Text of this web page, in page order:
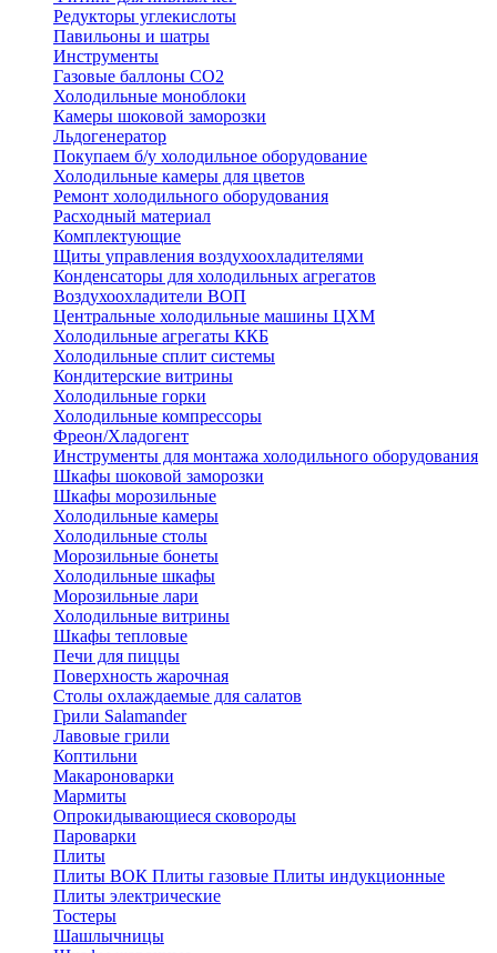
Редукторы углекислоты
Павильоны и шатры
Инструменты
Газовые баллоны CO2
Холодильные моноблоки
Камеры шоковой заморозки
Льдогенератор
Покупаем б/у холодильное оборудование
Холодильные камеры для цветов
Ремонт холодильного оборудования
Расходный материал
Комплектующие
Щиты управления воздухоохладителями
Конденсаторы для холодильных агрегатов
Воздухоохладители ВОП
Центральные холодильные машины ЦХМ
Холодильные агрегаты ККБ
Холодильные cплит системы
Кондитерские витрины
Холодильные горки
Холодильные компрессоры
Фреон/Хладогент
Инструменты для монтажа холодильного оборудования
Шкафы шоковой заморозки
Шкафы морозильные
Холодильные камеры
Холодильные столы
Морозильные бонеты
Холодильные шкафы
Морозильные лари
Холодильные витрины
Шкафы тепловые
Печи для пиццы
Поверхность жарочная
Столы охлаждаемые для салатов
Грили Salamander
Лавовые грили
Коптильни
Макароноварки
Мармиты
Опрокидывающиеся сковороды
Пароварки
Плиты
Плиты ВОК Плиты газовые Плиты индукционные
Плиты электричеcкие
Тостеры
Шашлычницы